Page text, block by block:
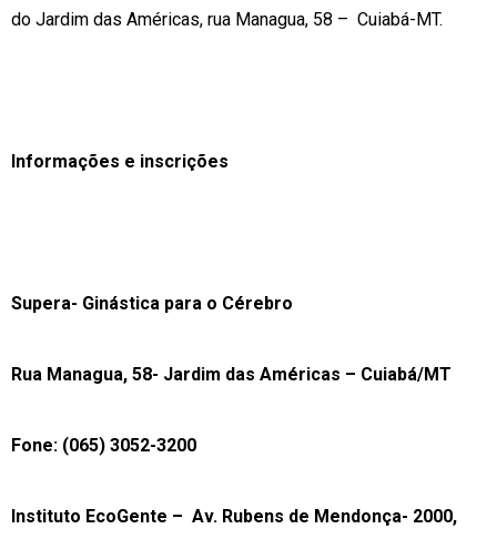
do Jardim das Américas, rua Managua, 58 – Cuiabá-MT.
Informações e inscrições
Supera- Ginástica para o Cérebro
Rua Managua, 58- Jardim das Américas – Cuiabá/MT
Fone: (065) 3052-3200
Instituto EcoGente – Av. Rubens de Mendonça- 2000,